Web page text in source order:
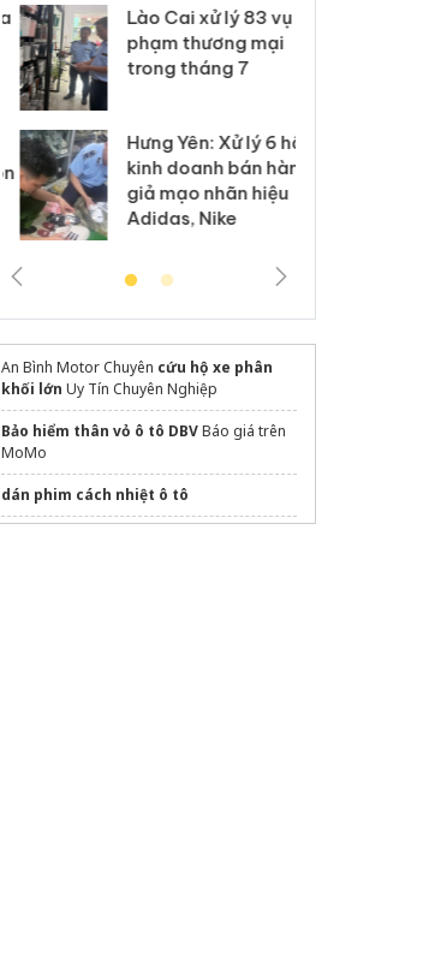
Lào Cai xử lý 83 vụ vi
phạm thương mại
trong tháng 7
Hưng Yên: Xử lý 6 hộ
kinh doanh bán hàng
giả mạo nhãn hiệu
Adidas, Nike
An Bình Motor Chuyên cứu hộ xe phân
khối lớn Uy Tín Chuyên Nghiệp
Bảo hiểm thân vỏ ô tô DBVBáo giá trên
MoMo
dán phim cách nhiệt ô tô